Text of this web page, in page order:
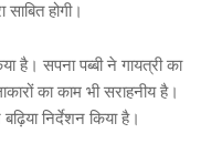
होगी।
है। सपना पब्बी ने गायत्री का
का काम भी सराहनीय है।
निर्देशन किया है।